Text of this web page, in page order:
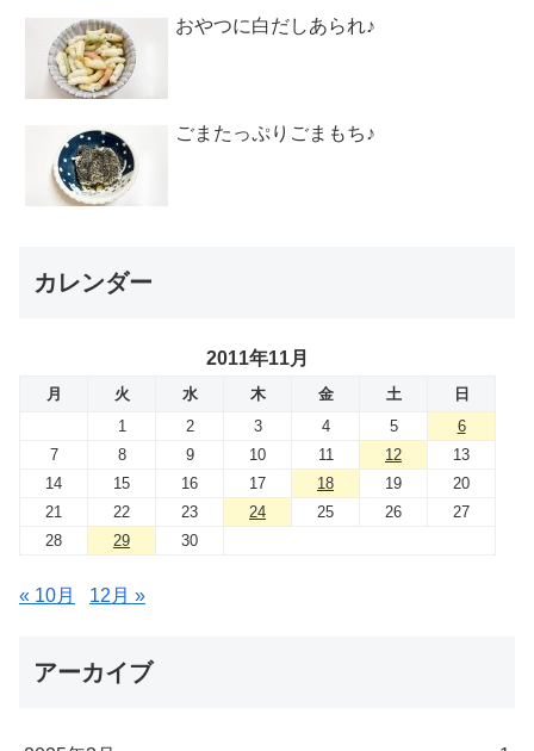
おやつに白だしあられ♪
ごまたっぷりごまもち♪
カレンダー
2011年11月
月 火 水 木 金 土
日
1
2 3 4 5
6
7
8 9 10 11 12
13
14
15 16 17 18 19
20
21
22 23 24 25 26
27
28
29 30
« 10月 12月 »
アーカイブ